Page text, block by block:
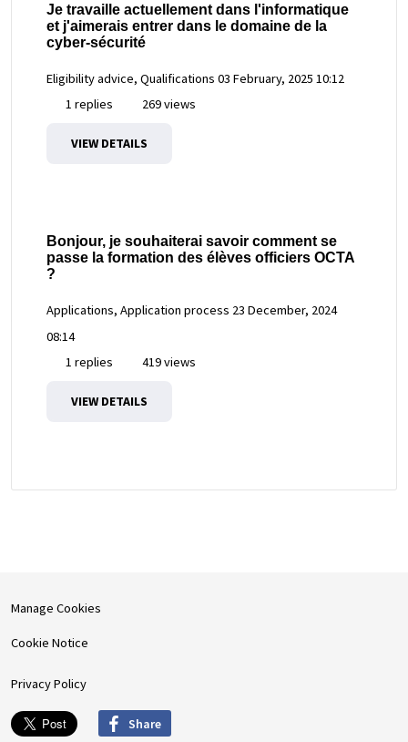
Je travaille actuellement dans l'informatique
et j'aimerais entrer dans le domaine de la
cyber-sécurité
Eligibility advice, Qualifications 03 February, 2025 10:12
1 replies
269 views
VIEW DETAILS
Bonjour, je souhaiterai savoir comment se
passe la formation des élèves officiers OCTA
?
Applications, Application process 23 December, 2024
08:14
1 replies
419 views
VIEW DETAILS
Manage Cookies
Cookie Notice
Privacy Policy
Share